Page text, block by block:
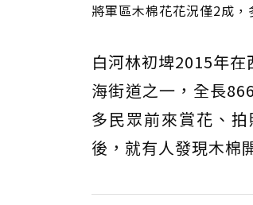
將軍區木棉花花況僅2成
白河林初埤2015年
海街道之一，全長
多民眾前來賞花、
後，就有人發現木棉